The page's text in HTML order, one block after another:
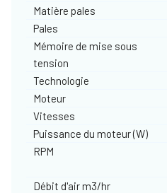
Matière pales
Pales
Mémoire de mise sous
tension
Technologie
Moteur
Vitesses
Puissance du moteur (W)
RPM
Débit d'air m3/hr